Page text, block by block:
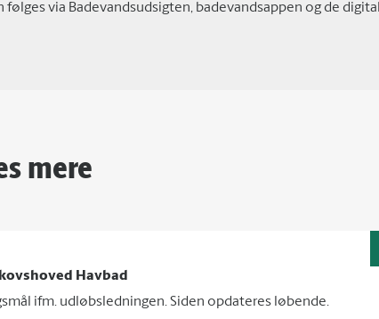
følges via Badevandsudsigten, badevandsappen og de
mere
Havbad
ifm. udløbsledningen. Siden opdateres løbende.